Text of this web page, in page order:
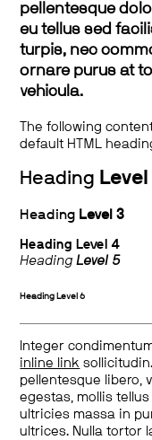
pellentesque
eu tellus sed
turpis, nec
ornare purus at
vehicula.
The following
default HTML
Heading Level
Heading Level 3
Heading Level 4
HeadingLevel 5
Heading Level 6
Integer
inline link
pellentesque libero,
egestas, mollis
ultricies massa in
ultrices. Nulla tortor